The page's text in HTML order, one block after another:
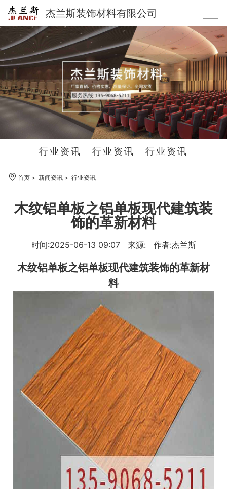
杰兰斯装饰材料有限公司
行业资讯 行业资讯 行业资讯
首页 > 新闻资讯 > 行业资讯
木纹铝单板之铝单板现代建筑装
饰的革新材料
时间:2025-06-13 09:07 来源: 作者:杰兰斯
木纹铝单板之铝单板现代建筑装饰的革新材
料